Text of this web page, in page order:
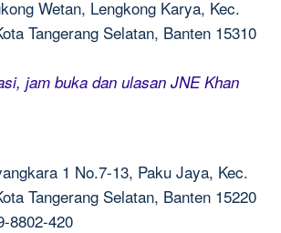
Wetan, Lengkong Karya, Kec.
Tangerang Selatan, Banten 15310
jam buka dan ulasan JNE Khan
1 No.7-13, Paku Jaya, Kec.
Tangerang Selatan, Banten 15220
8802-420